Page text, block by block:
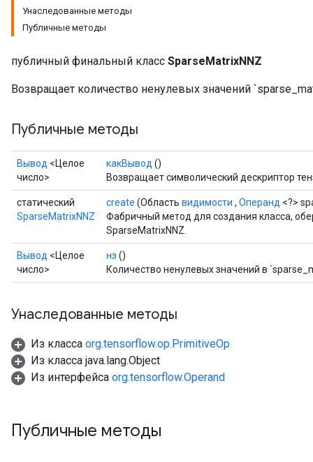
Унаследованные методы
Публичные методы
публичный финальный класс SparseMatrixNNZ
Возвращает количество ненулевых значений
Публичные методы
Вывод <Целое
число>
какВывод ()
Возвращает символический дескриптор
статический
SparseMatrixNNZ
create (Область видимости , Операнд <?>
Фабричный метод для создания класса,
SparseMatrixNNZ.
Вывод <Целое
число>
нз ()
Количество ненулевых значений в
Унаследованные методы
Из класса org.tensorflow.op.PrimitiveOp
Из класса java.lang.Object
Из интерфейса org.tensorflow.Operand
Публичные методы